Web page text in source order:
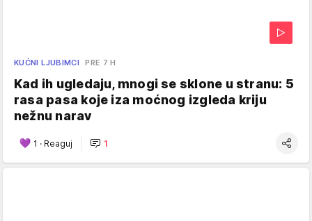
KUĆNI LJUBIMCI PRE 7 H
Kad ih ugledaju, mnogi se sklone u stranu: 5
rasa pasa koje iza moćnog izgleda kriju
nežnu narav
1 · Reaguj 1